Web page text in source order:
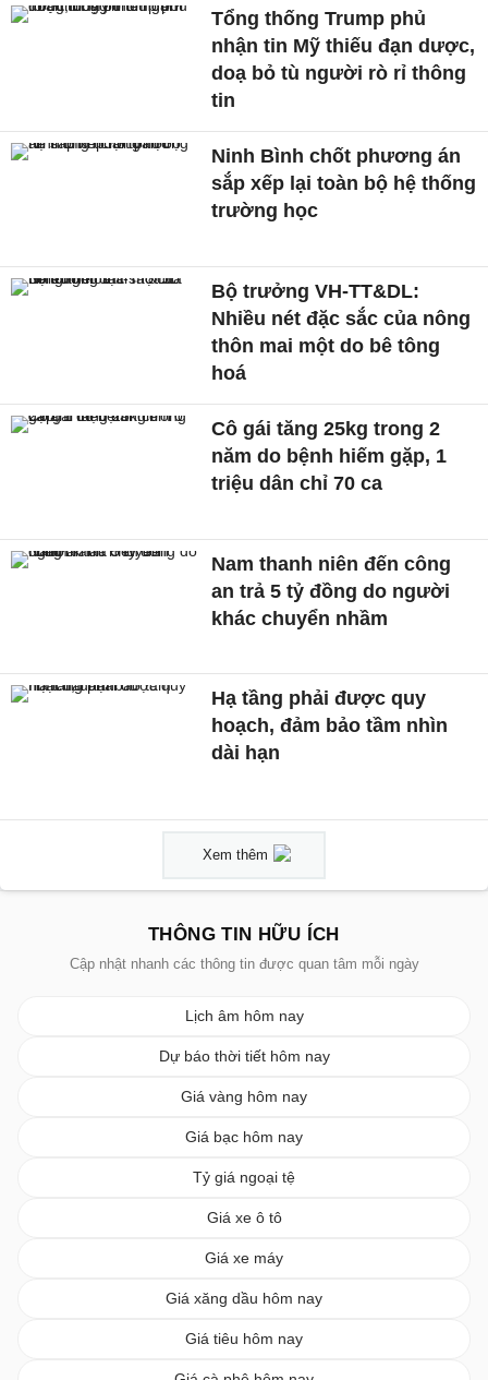
Tổng thống Trump phủ
nhận tin Mỹ thiếu đạn dược,
doạ bỏ tù người rò rỉ thông
tin
Ninh Bình chốt phương án
sắp xếp lại toàn bộ hệ thống
trường học
Bộ trưởng VH-TT&DL:
Nhiều nét đặc sắc của nông
thôn mai một do bê tông
hoá
Cô gái tăng 25kg trong 2
năm do bệnh hiếm gặp, 1
triệu dân chỉ 70 ca
Nam thanh niên đến công
an trả 5 tỷ đồng do người
khác chuyển nhầm
Hạ tầng phải được quy
hoạch, đảm bảo tầm nhìn
dài hạn
Xem thêm
THÔNG TIN HỮU ÍCH
Cập nhật nhanh các thông tin được quan tâm mỗi ngày
Lịch âm hôm nay
Dự báo thời tiết hôm nay
Giá vàng hôm nay
Giá bạc hôm nay
Tỷ giá ngoại tệ
Giá xe ô tô
Giá xe máy
Giá xăng dầu hôm nay
Giá tiêu hôm nay